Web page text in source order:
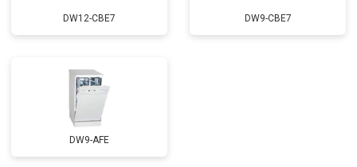
системой Аквастоп
Диагностика
DW12-CBE7 DW9-CBE7
DW9-AFE